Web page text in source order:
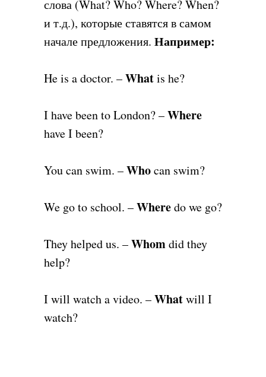
слова (What? Who? Where? When?
и т.д.), которые ставятся в самом
начале предложения. Например:
He is a doctor. –Whatis he?
I have been to London? –Where
have I been?
You can swim. –Whocan swim?
We go to school. –Wheredo we go?
They helped us. –Whomdid they
help?
I will watch a video. –Whatwill I
watch?